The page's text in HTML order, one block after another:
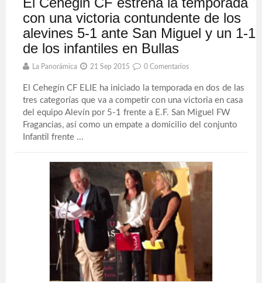
con una victoria contundente de los
alevines 5-1 ante San Miguel y un 1-1
de los infantiles en Bullas
La Panorámica 21 Sep 2015 0 Comentarios
El Cehegín CF ELIE ha iniciado la temporada en dos de las
tres categorías que va a competir con una victoria en casa
del equipo Alevín por 5-1 frente a E.F. San Miguel FW
Fragancias, así como un empate a domicilio del conjunto
Infantil frente ...